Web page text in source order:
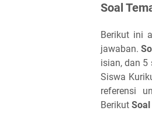
Soal
Berikut ini
jawaban.
isian, dan
Siswa
referensi
Berikut